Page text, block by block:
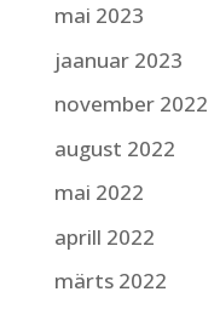
mai 2023
jaanuar 2023
november 2022
august 2022
mai 2022
aprill 2022
märts 2022